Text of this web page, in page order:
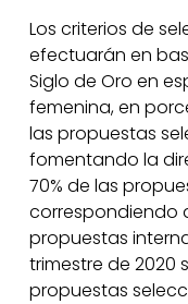
Los criterios de
efectuarán en
Siglo de Oro en
femenina, en
las propuestas
fomentando la
70% de las
correspondiendo
propuestas
trimestre de 2020
propuestas